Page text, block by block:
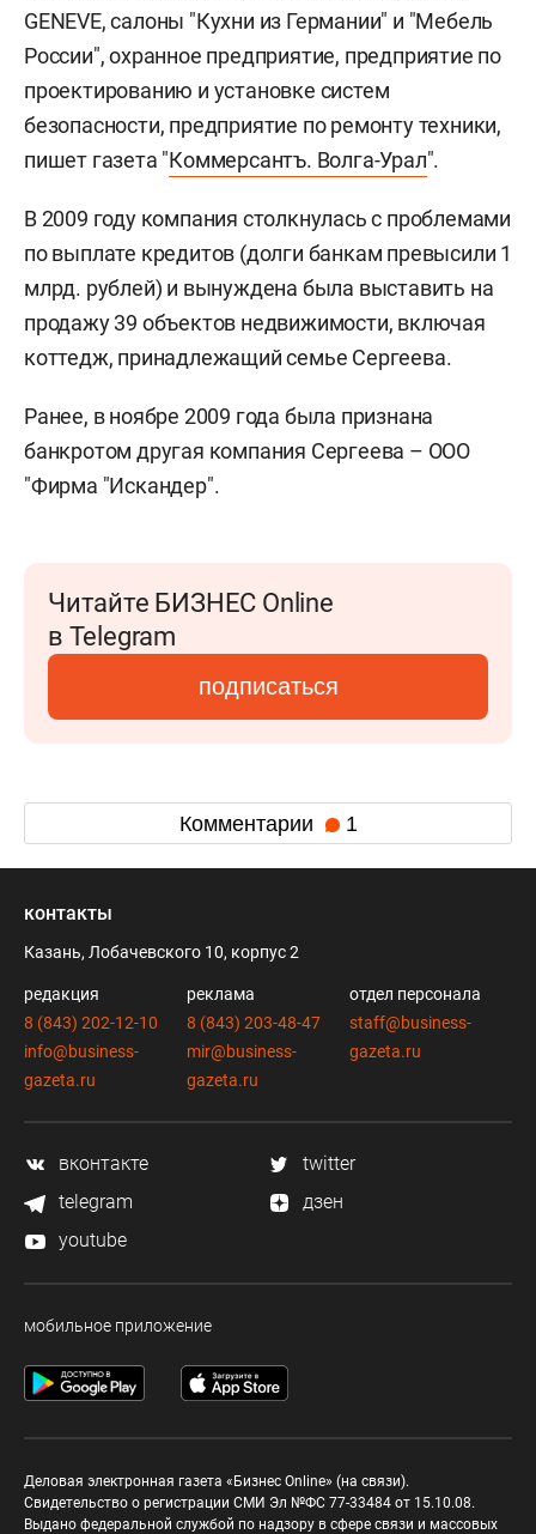
GENEVE, салоны "Кухни из Германии" и "Мебель
России", охранное предприятие, предприятие по
проектированию и установке систем
безопасности, предприятие по ремонту техники,
пишет газета "Коммерсантъ. Волга-Урал".
В 2009 году компания столкнулась с проблемами
по выплате кредитов (долги банкам превысили 1
млрд. рублей) и вынуждена была выставить на
продажу 39 объектов недвижимости, включая
коттедж, принадлежащий семье Сергеева.
Ранее, в ноябре 2009 года была признана
банкротом другая компания Сергеева – ООО
"Фирма "Искандер".
Читайте БИЗНЕС Online
в Telegram
подписаться
Комментарии 1
контакты
Казань, Лобачевского 10, корпус 2
редакция
8 (843) 202-12-10
info@business-
gazeta.ru
реклама
8 (843) 203-48-47
mir@business-
gazeta.ru
отдел персонала
staff@business-
gazeta.ru
вконтакте
twitter
telegram
дзен
youtube
мобильное приложение
Деловая электронная газета «Бизнес Online» (на связи).
Свидетельство о регистрации СМИ Эл №ФС 77-33484 от 15.10.08.
Выдано федеральной службой по надзору в сфере связи и массовых